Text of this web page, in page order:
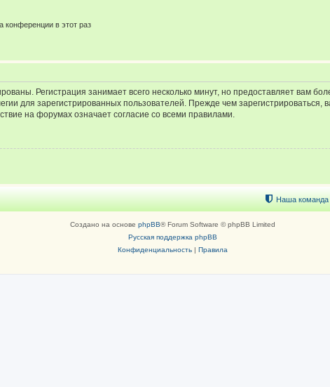
конференции в этот раз
Регистрация занимает всего несколько минут, но предоставляет вам
для зарегистрированных пользователей. Прежде чем зарегистрироваться,
на форумах означает согласие со всеми правилами.
Наша команда
Создано на основе phpBB® Forum Software © phpBB Limited
Русская поддержка phpBB
Конфиденциальность| Правила